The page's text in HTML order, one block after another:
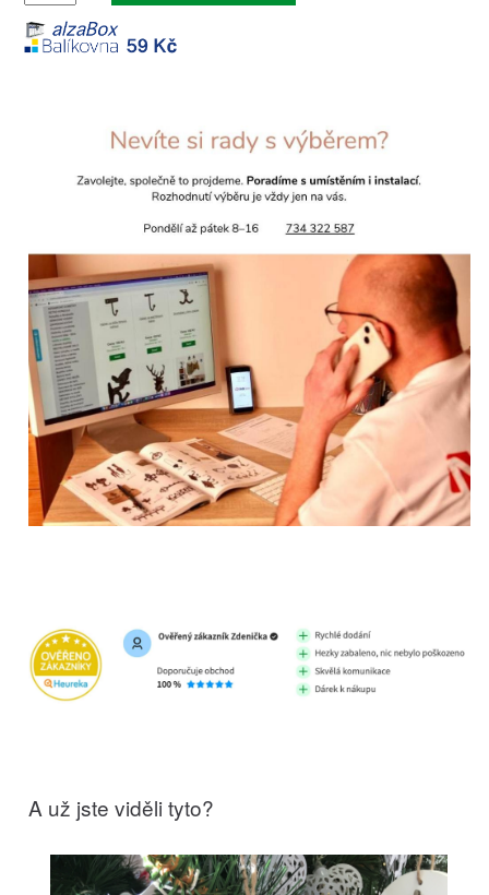
A už jste viděli tyto?